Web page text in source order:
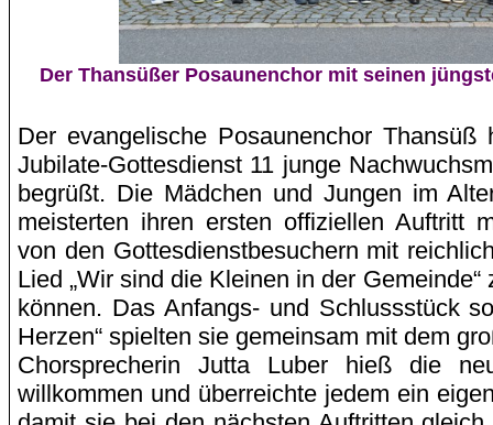
Der ThansüßerPosaunenchor mit seinen
Der evangelische Posaunenchor
Jubilate-Gottesdienst 11 junge
begrüßt. Die Mädchen und Jungen im
meisterten ihren ersten offiziellen Auftritt
von den Gottesdienstbesuchern mit
Lied „Wir sind die Kleinen in der
können. Das Anfangs- und Schlussstück
Herzen“ spielten sie gemeinsam mit dem
Chorsprecherin Jutta Luber hieß die
willkommen und überreichte jedem ein